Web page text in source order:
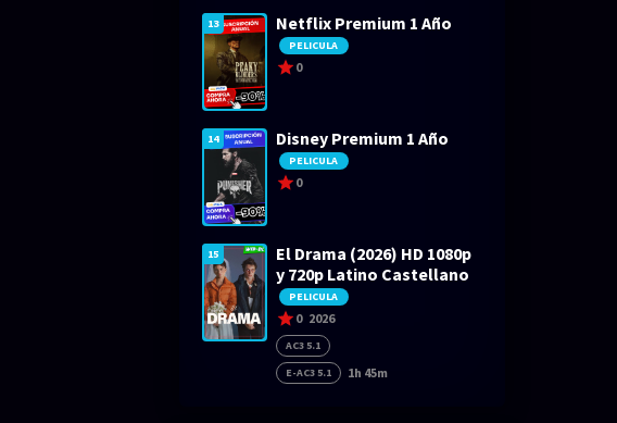
13 Netflix Premium 1 Año
PELICULA
0
14 Disney Premium 1 Año
PELICULA
0
15
El Drama (2026) HD 1080p
y 720p Latino Castellano
PELICULA
0 2026
AC3 5.1
E-AC3 5.1
1h 45m